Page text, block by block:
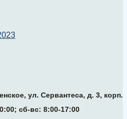
ул. Сервантеса, д. 3, корп.
сб-вс: 8:00-17:00